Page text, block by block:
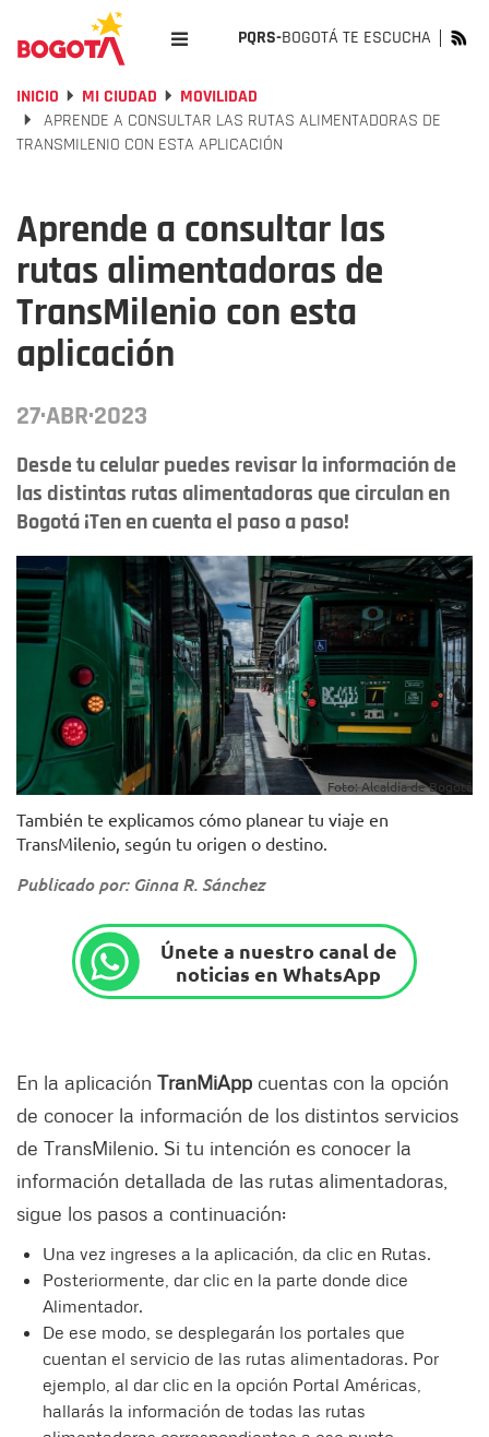
PQRS-BOGOTÁ TE ESCUCHA
INICIO MI CIUDAD
MOVILIDAD
APRENDE A CONSULTAR LAS RUTAS ALIMENTADORAS DE
TRANSMILENIO CON ESTA APLICACIÓN
Aprende a consultar las
rutas alimentadoras de
TransMilenio con esta
aplicación
27·ABR·2023
Desde tu celular puedes revisar la información de
las distintas rutas alimentadoras que circulan en
Bogotá ¡Ten en cuenta el paso a paso!
Foto: Alcaldía de Bogotá
También te explicamos cómo planear tu viaje en
TransMilenio, según tu origen o destino.
Publicado por: Ginna R. Sánchez
Únete a nuestro canal de
noticias en WhatsApp
En la aplicación TranMiApp cuentas con la opción
de conocer la información de los distintos servicios
de TransMilenio. Si tu intención es conocer la
información detallada de las rutas alimentadoras,
sigue los pasos a continuación:
Una vez ingreses a la aplicación, da clic en Rutas.
Posteriormente, dar clic en la parte donde dice
Alimentador.
De ese modo, se desplegarán los portales que
cuentan el servicio de las rutas alimentadoras. Por
ejemplo, al dar clic en la opción Portal Américas,
hallarás la información de todas las rutas